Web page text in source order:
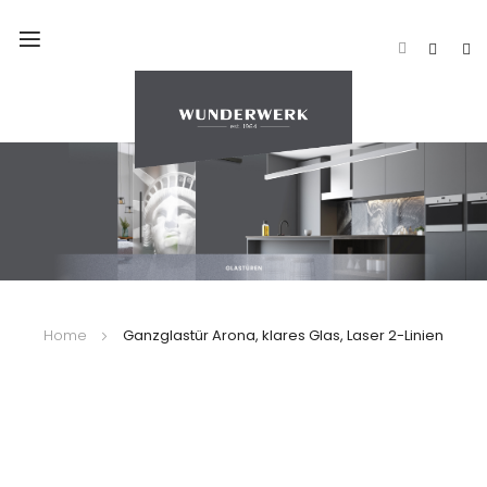
Home Ganzglastür Arona, klares Glas, Laser 2-Linien